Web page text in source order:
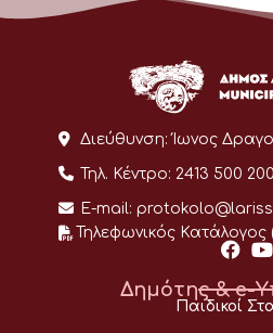
Διεύθυνση: Ίωνος
Τηλ. Κέντρο: 2413 500 200
E-mail:
Τηλεφωνικός Κατάλογος
Δημότης & e-
Παιδικοί